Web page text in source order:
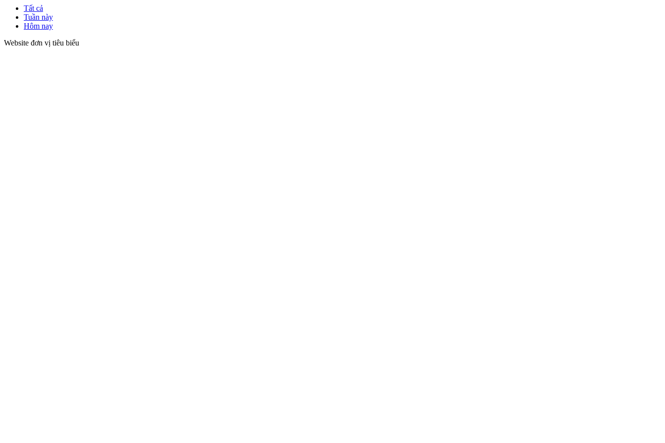
Tất cả
Tuần này
Hôm nay
Website đơn vị tiêu biểu